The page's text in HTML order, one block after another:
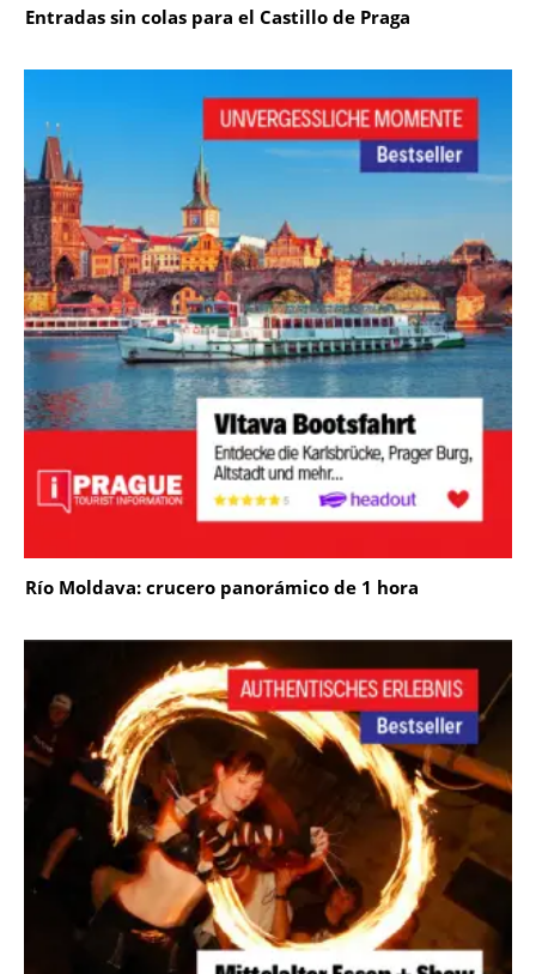
Entradas sin colas para el Castillo de Praga
Río Moldava: crucero panorámico de 1 hora